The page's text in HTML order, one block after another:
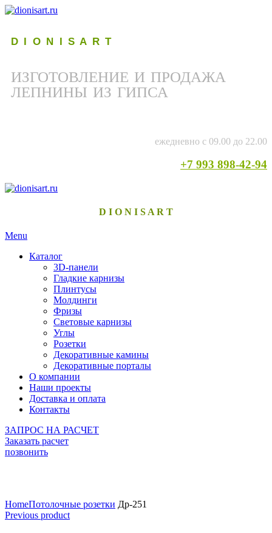
D I O N I S A R T
ИЗГОТОВЛЕНИЕ И ПРОДАЖА
ЛЕПНИНЫ ИЗ ГИПСА
ежедневно с 09.00 до 22.00
+7 993 898-42-94
D I O N I S A R T
Menu
Каталог
3D-панели
Гладкие карнизы
Плинтусы
Молдинги
Фризы
Световые карнизы
Углы
Розетки
Декоративные камины
Декоративные порталы
О компании
Наши проекты
Доставка и оплата
Контакты
ЗАПРОС НА РАСЧЕТ
Заказать расчет
позвонить
HomeПотолочные розетки Др-251
Previous product